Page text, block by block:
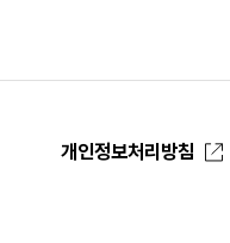
개인정보처리방침